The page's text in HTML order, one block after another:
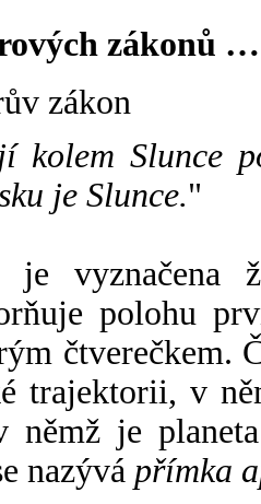
zákonů …
zákon
kolem Slunce
je Slunce."
je vyznačena
polohu
čtverečkem.
trajektorii, v
němž je
nazývá přímka